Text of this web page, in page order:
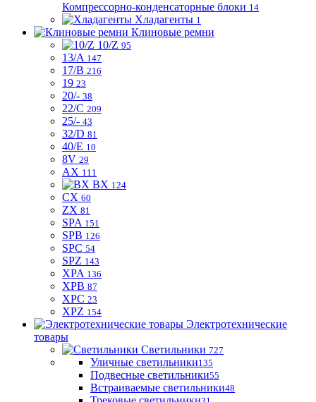
Компрессорно-конденсаторные блоки 14
Хладагенты 1
Клиновые ремни
10/Z 95
13/A 147
17/B 216
19 23
20/- 38
22/C 209
25/- 43
32/D 81
40/E 10
8V 29
AX 111
BX 124
CX 60
ZX 81
SPA 151
SPB 126
SPC 54
SPZ 143
XPA 136
XPB 87
XPC 23
XPZ 154
Электротехнические
товары
Светильники 727
Уличные светильники135
Подвесные светильники55
Встраиваемые светильники48